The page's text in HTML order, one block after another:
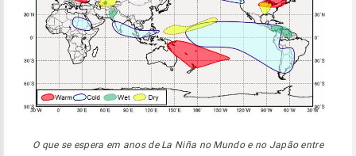
O que se espera em anos de La Niña no Mundo e no Japão entre